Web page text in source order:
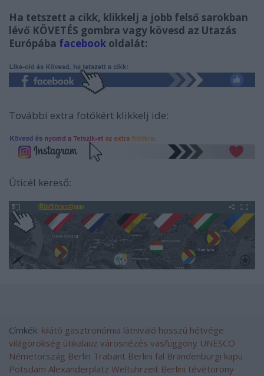
Ha tetszett a cikk, klikkelj a jobb felső sarokban
lévő KÖVETÉS gombra vagy kövesd az Utazás
Európába facebook oldalát:
További extra fotókért klikkelj ide:
Úticél kereső:
Címkék: kilátó gasztronómia látnivaló hosszú hétvége
világörökség útikalauz városnézés vasfüggöny UNESCO
Németország Berlin Trabant Berlini fal Brandenburgi kapu
Potsdam Alexanderplatz Weltuhrzeit Berlini tévétorony